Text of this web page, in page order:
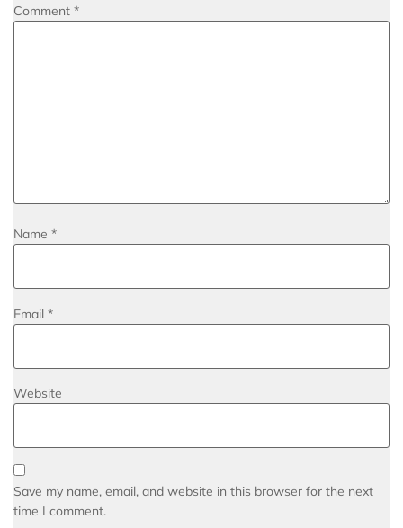
Comment *
Name *
Email *
Website
Save my name, email, and website in this browser for the next
time I comment.